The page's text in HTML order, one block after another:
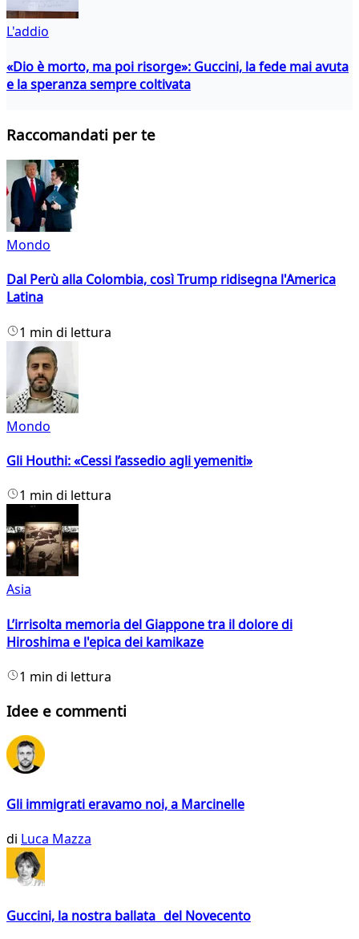
L'addio
«Dio è morto, ma poi risorge»: Guccini, la fede mai avuta
e la speranza sempre coltivata
Raccomandati per te
Mondo
Dal Perù alla Colombia, così Trump ridisegna l'America
Latina
1 min di lettura
Mondo
Gli Houthi: «Cessi l’assedio agli yemeniti»
1 min di lettura
Asia
L’irrisolta memoria del Giappone tra il dolore di
Hiroshima e l'epica dei kamikaze
1 min di lettura
Idee e commenti
Gli immigrati eravamo noi, a Marcinelle
di Luca Mazza
Guccini, la nostra ballata del Novecento